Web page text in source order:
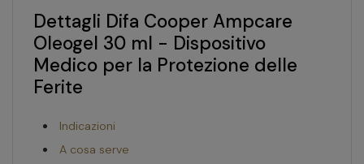
Dettagli Difa Cooper Ampcare
Oleogel 30 ml - Dispositivo
Medico per la Protezione delle
Ferite
Indicazioni
A cosa serve